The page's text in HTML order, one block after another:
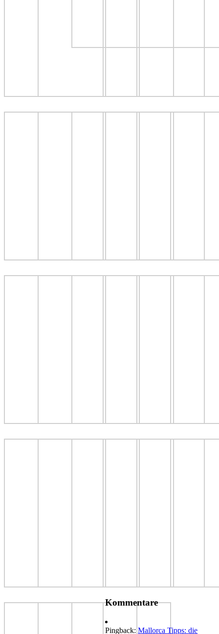
Kommentare
Pingback:Mallorca Tipps: die